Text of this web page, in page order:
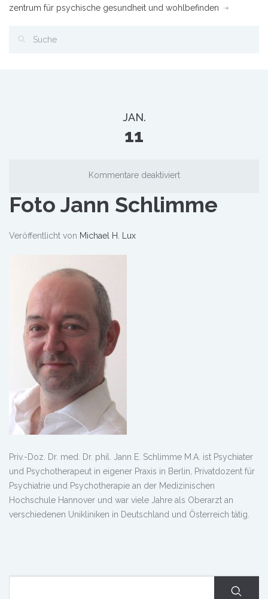
zentrum für psychische gesundheit und wohlbefinden
JAN.
11
Kommentare deaktiviert
Foto Jann Schlimme
Veröffentlicht von Michael H. Lux
Priv.-Doz. Dr. med. Dr. phil. Jann E. Schlimme M.A. ist Psychiater
und Psychotherapeut in eigener Praxis in Berlin, Privatdozent für
Psychiatrie und Psychotherapie an der Medizinischen
Hochschule Hannover und war viele Jahre als Oberarzt an
verschiedenen Unikliniken in Deutschland und Österreich tätig.